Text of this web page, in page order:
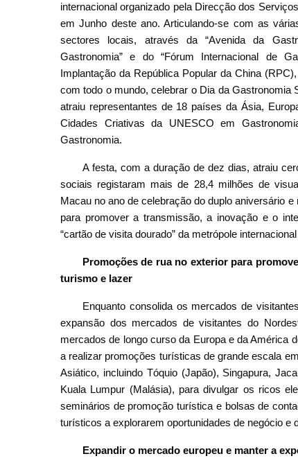
internacional organizado pela Direcção dos
em Junho deste ano. Articulando-se com as
sectores locais, através da “Avenida da
Gastronomia” e do “Fórum Internacional de
Implantação da República Popular da China
com todo o mundo, celebrar o Dia da Gastronomia
atraiu representantes de 18 países da Ásia,
Cidades Criativas da UNESCO em
Gastronomia.
A festa, com a duração de dez dias, atraiu
sociais registaram mais de 28,4 milhões de
Macau no ano de celebração do duplo aniversário
para promover a transmissão, a inovação e o
“cartão de visita dourado” da metrópole
Promoções de rua no exterior para
turismo e lazer
Enquanto consolida os mercados de
expansão dos mercados de visitantes do
mercados de longo curso da Europa e da América
a realizar promoções turísticas de grande escala
Asiático, incluindo Tóquio (Japão), Singapura,
Kuala Lumpur (Malásia), para divulgar os ricos
seminários de promoção turística e bolsas de
turísticos a explorarem oportunidades de negócio e
Expandir o mercado europeu e manter a